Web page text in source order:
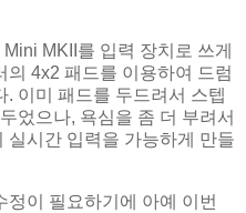
MKII를 입력 장치로 쓰게
의 4x2 패드를 이용하여 드럼
이미 패드를 두드려서 스텝
었으나, 욕심을 좀 더 부려서
실시간 입력을 가능하게 만들
정이 필요하기에 아예 이번